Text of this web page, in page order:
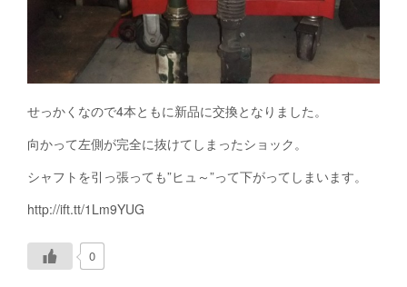
せっかくなので4本ともに新品に交換となりました。
向かって左側が完全に抜けてしまったショック。
シャフトを引っ張っても”ヒュ～”って下がってしまいます。
http://ift.tt/1Lm9YUG
0